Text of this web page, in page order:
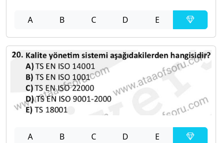
A B C D E
A B C D E